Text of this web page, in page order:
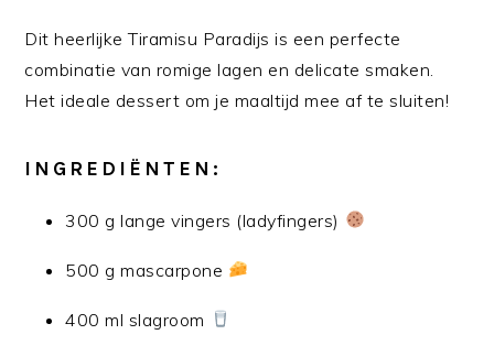
Dit heerlijke Tiramisu Paradijs is een perfecte
combinatie van romige lagen en delicate smaken.
Het ideale dessert om je maaltijd mee af te sluiten!
INGREDIËNTEN:
300 g lange vingers (ladyfingers)
500 g mascarpone
400 ml slagroom